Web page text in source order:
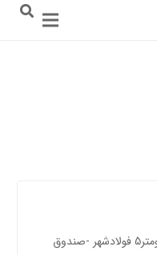
آدرس: اصفهان - اتوبان ذوب آهن - کیلومتر5 فولادشهر -صندوق